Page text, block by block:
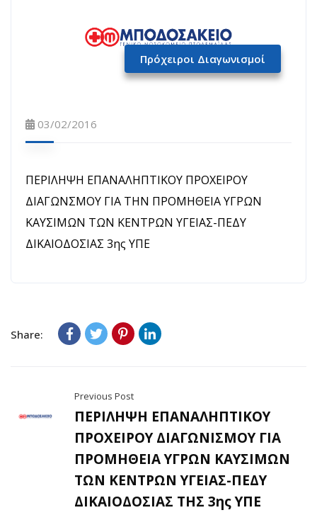
Πρόχειροι Διαγωνισμοί
03/02/2016
ΠΕΡΙΛΗΨΗ ΕΠΑΝΑΛΗΠΤΙΚΟΥ ΠΡΟΧΕΙΡΟΥ
ΔΙΑΓΩΝΣΜΟΥ ΓΙΑ ΤΗΝ ΠΡΟΜΗΘΕΙΑ ΥΓΡΩΝ
ΚΑΥΣΙΜΩΝ ΤΩΝ ΚΕΝΤΡΩΝ ΥΓΕΙΑΣ-ΠΕΔΥ
ΔΙΚΑΙΟΔΟΣΙΑΣ 3ης ΥΠΕ
Share:
Previous Post
ΠΕΡΙΛΗΨΗ ΕΠΑΝΑΛΗΠΤΙΚΟΥ
ΠΡΟΧΕΙΡΟΥ ΔΙΑΓΩΝΙΣΜΟΥ ΓΙΑ
ΠΡΟΜΗΘΕΙΑ ΥΓΡΩΝ ΚΑΥΣΙΜΩΝ
ΤΩΝ ΚΕΝΤΡΩΝ ΥΓΕΙΑΣ-ΠΕΔΥ
ΔΙΚΑΙΟΔΟΣΙΑΣ ΤΗΣ 3ης ΥΠΕ